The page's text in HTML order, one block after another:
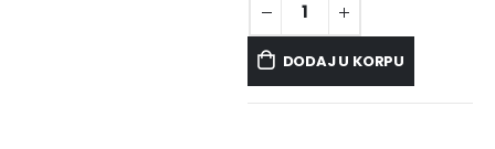
DODAJ U KORPU